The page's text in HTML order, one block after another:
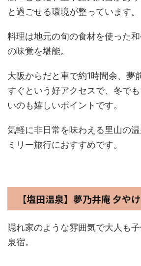
と過ごせる環境が整っています。
料理は地元の旬の食材を使った
の味覚を堪能。
大阪からだと車で約1時間余、夢
すぐという好アクセスで、冬で
いのも嬉しいポイントです。
気軽に非日常を味わえる里山の
ミリー旅行におすすめです。
【塩田温泉】夢乃井庵 夕や
隠れ家のような雰囲気で大人も
泉宿。